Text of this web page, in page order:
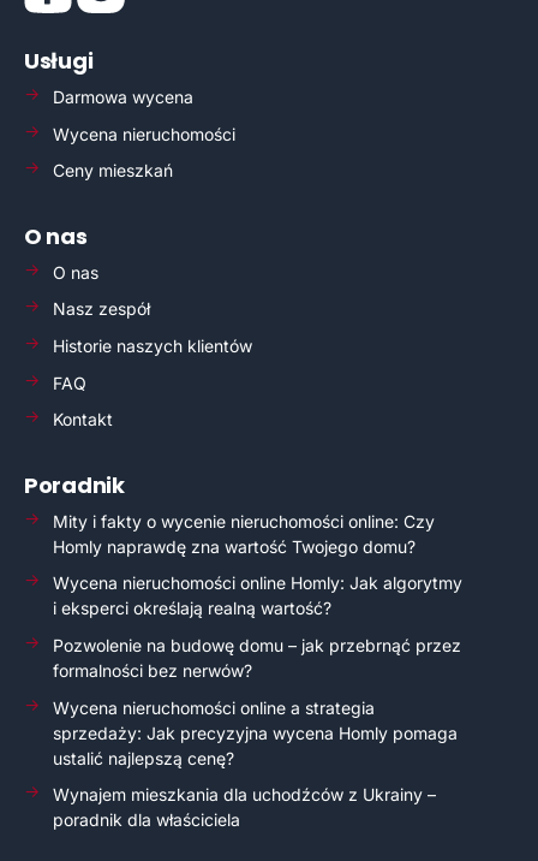
Usługi
Darmowa wycena
Wycena nieruchomości
Ceny mieszkań
O nas
O nas
Nasz zespół
Historie naszych klientów
FAQ
Kontakt
Poradnik
Mity i fakty o wycenie nieruchomości online: Czy
Homly naprawdę zna wartość Twojego domu?
Wycena nieruchomości online Homly: Jak algorytmy
i eksperci określają realną wartość?
Pozwolenie na budowę domu – jak przebrnąć przez
formalności bez nerwów?
Wycena nieruchomości online a strategia
sprzedaży: Jak precyzyjna wycena Homly pomaga
ustalić najlepszą cenę?
Wynajem mieszkania dla uchodźców z Ukrainy –
poradnik dla właściciela